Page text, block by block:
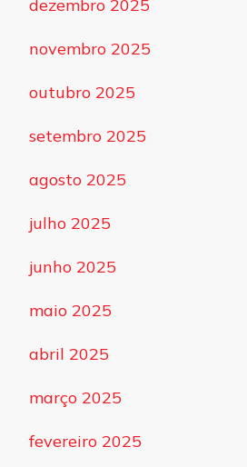
dezembro 2025
novembro 2025
outubro 2025
setembro 2025
agosto 2025
julho 2025
junho 2025
maio 2025
abril 2025
março 2025
fevereiro 2025